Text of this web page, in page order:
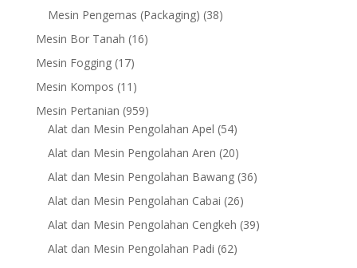
products
Mesin Pengemas (Packaging) 3838
Mesin Bor Tanah 1616
Mesin Fogging 1717
products
Mesin Kompos 11 11
products
Mesin Pertanian 959959
products
Alat dan Mesin Pengolahan Apel 5454
products
Alat dan Mesin Pengolahan Aren 2020
products
Alat dan Mesin Pengolahan Bawang 3636
Alat dan Mesin Pengolahan Cabai 2626
products
Alat dan Mesin Pengolahan Cengkeh 3939
Alat dan Mesin Pengolahan Padi 6262